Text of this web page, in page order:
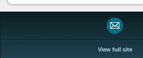
View full site